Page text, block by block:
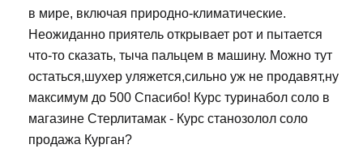
в мире, включая природно-климатические.
Неожиданно приятель открывает рот и пытается
что-то сказать, тыча пальцем в машину. Можно тут
остаться,шухер уляжется,сильно уж не продавят,ну
максимум до 500 Спасибо! Курс туринабол соло в
магазине Стерлитамак - Курс станозолол соло
продажа Курган?